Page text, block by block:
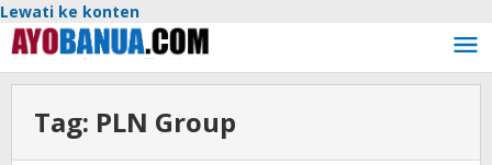
Lewati ke konten
Tag: PLN Group